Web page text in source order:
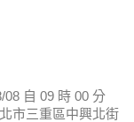
自 09 時 00 分
市三重區中興北街